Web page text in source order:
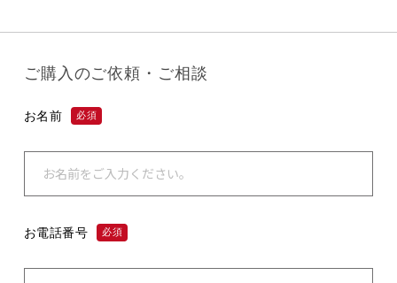
ご購入のご依頼・ご相談
お名前 必須
お電話番号 必須